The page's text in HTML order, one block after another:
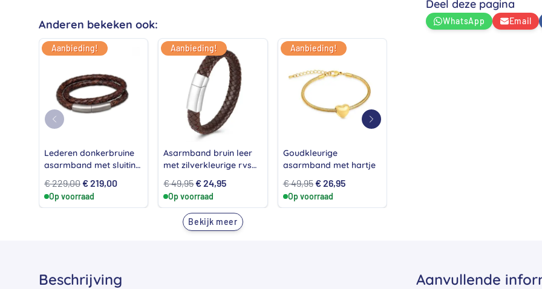
Anderen bekeken ook:
Aanbieding!
Lederen donkerbruine
asarmband met sluiting
€229,00 Oorspronkelijke
prijs
was:
€219,00Huidige
is:
Op voorraad
Aanbieding!
Asarmband bruin leer
met zilverkleurige rvs
€49,95Oorspronkelijke
prijs
was:
€ 49,95.
€24,95Huidige
is:
€ 24,95.
Op voorraad
Aanbieding!
Goudkleurige
asarmband met hartje
€49,95 Oorspronkelijke
prijs
was:
€26,95Huidige
is:
Op voorraad
Bekijk meer
Deel deze pagina
WhatsApp Email
Beschrijving Aanvullende